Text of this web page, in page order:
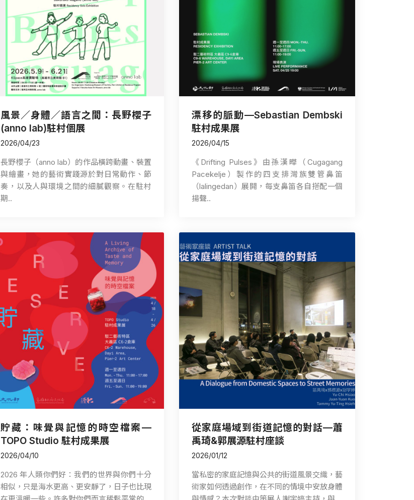
風景／身體／語言之間：長野櫻子
(anno lab)駐村個展
2026/04/23
長野櫻子（anno lab）的作品橫跨動畫、裝置
與繪畫，她的藝術實踐源於對日常動作、節
奏，以及人與環境之間的細膩觀察。在駐村
期..
漂移的脈動—Sebastian Dembski
駐村成果展
2026/04/15
《Drifting Pulses》由孫漢曄（Cugagang
Pacekelje）製作的四支排灣族雙管鼻笛
（lalingedan）展開，每支鼻笛各自搭配一個
揚聲..
貯藏：味覺與記憶的時空檔案—
TOPO Studio 駐村成果展
2026/04/10
2026 年人類你們好：我們的世界與你們十分
相似，只是海水更高、更安靜了，日子也比現
從家庭場域到街道記憶的對話—蕭
禹琦&郭展源駐村座談
2026/01/12
當私密的家庭記憶與公共的街道風景交織，藝
術家如何透過創作，在不同的情境中安放身體